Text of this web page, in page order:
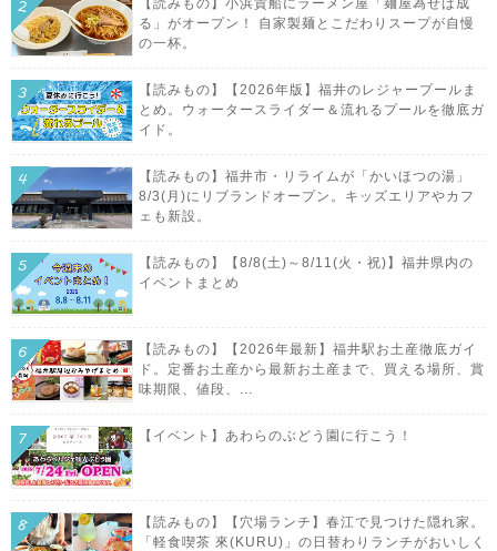
る」がオープン！ 自家製麺とこだわりスープが自慢
の一杯。
【読みもの】【2026年版】福井のレジャープールま
とめ。ウォータースライダー＆流れるプールを徹底ガ
イド。
【読みもの】福井市・リライムが「かいほつの湯」
8/3(月)にリブランドオープン。キッズエリアやカフ
ェも新設。
【読みもの】【8/8(土)～8/11(火・祝)】福井県内の
イベントまとめ
【読みもの】【2026年最新】福井駅お土産徹底ガイ
ド。定番お土産から最新お土産まで、買える場所、賞
味期限、値段、...
【イベント】あわらのぶどう園に行こう！
【読みもの】【穴場ランチ】春江で見つけた隠れ家。
「軽食喫茶 來(KURU)」の日替わりランチがおいしく